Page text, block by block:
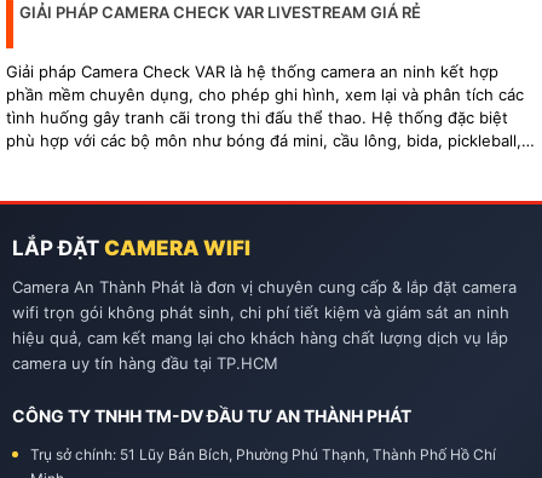
GIẢI PHÁP CAMERA CHECK VAR LIVESTREAM GIÁ RẺ
Giải pháp Camera Check VAR là hệ thống camera an ninh kết hợp
phần mềm chuyên dụng, cho phép ghi hình, xem lại và phân tích các
tình huống gây tranh cãi trong thi đấu thể thao. Hệ thống đặc biệt
phù hợp với các bộ môn như bóng đá mini, cầu lông, bida, pickleball,
LẮP ĐẶT CAMERA WIFI
Camera An Thành Phát là đơn vị chuyên cung cấp & lắp đặt camera
wifi trọn gói không phát sinh, chi phí tiết kiệm và giám sát an ninh
hiệu quả, cam kết mang lại cho khách hàng chất lượng dịch vụ lắp
camera uy tín hàng đầu tại TP.HCM
CÔNG TY TNHH TM-DV ĐẦU TƯ AN THÀNH PHÁT
Trụ sở chính: 51 Lũy Bán Bích, Phường Phú Thạnh, Thành Phố Hồ Chí